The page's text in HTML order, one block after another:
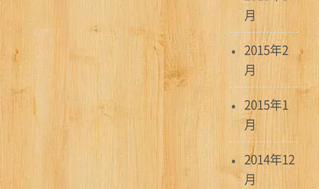
月
2015年2
月
2015年1
月
2014年12
月